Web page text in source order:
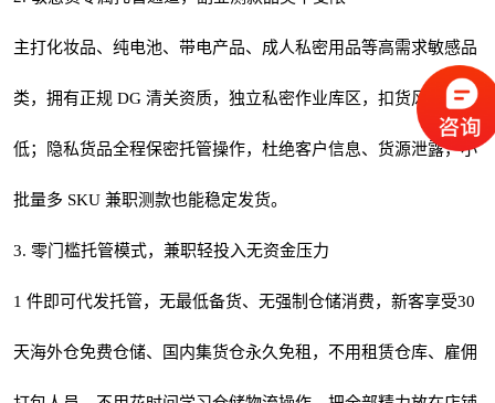
主打化妆品、纯电池、带电产品、成人私密用品等高需求敏感品
类，拥有正规 DG 清关资质，独立私密作业库区，扣货风险极
低；隐私货品全程保密托管操作，杜绝客户信息、货源泄露，小
批量多 SKU 兼职测款也能稳定发货。
3. 零门槛托管模式，兼职轻投入无资金压力
1 件即可代发托管，无最低备货、无强制仓储消费，新客享受30
天海外仓免费仓储、国内集货仓永久免租，不用租赁仓库、雇佣